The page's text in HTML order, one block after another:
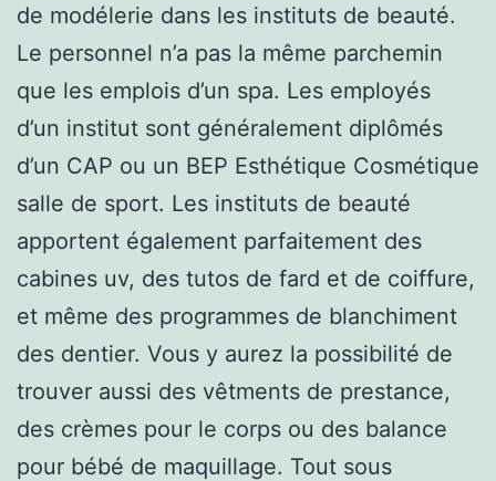
de modélerie dans les instituts de beauté.
Le personnel n’a pas la même parchemin
que les emplois d’un spa. Les employés
d’un institut sont généralement diplômés
d’un CAP ou un BEP Esthétique Cosmétique
salle de sport. Les instituts de beauté
apportent également parfaitement des
cabines uv, des tutos de fard et de coiffure,
et même des programmes de blanchiment
des dentier. Vous y aurez la possibilité de
trouver aussi des vêtments de prestance,
des crèmes pour le corps ou des balance
pour bébé de maquillage. Tout sous